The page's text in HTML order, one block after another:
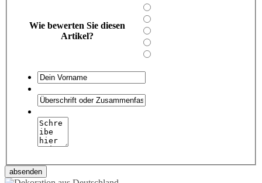
Wie bewerten Sie diesen
Artikel?
absenden